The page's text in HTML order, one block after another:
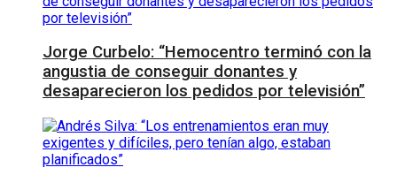
Jorge Curbelo: “Hemocentro terminó con la
angustia de conseguir donantes y
desaparecieron los pedidos por televisión”